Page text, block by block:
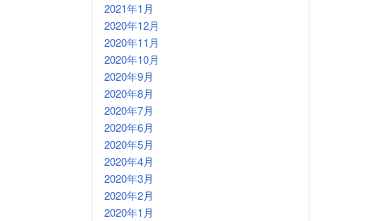
2021年1月
2020年12月
2020年11月
2020年10月
2020年9月
2020年8月
2020年7月
2020年6月
2020年5月
2020年4月
2020年3月
2020年2月
2020年1月